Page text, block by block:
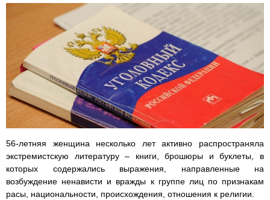
56-летняя женщина несколько лет активно распространяла
экстремистскую литературу – книги, брошюры и буклеты, в
которых содержались выражения, направленные на
возбуждение ненависти и вражды к группе лиц по признакам
расы, национальности, происхождения, отношения к религии.